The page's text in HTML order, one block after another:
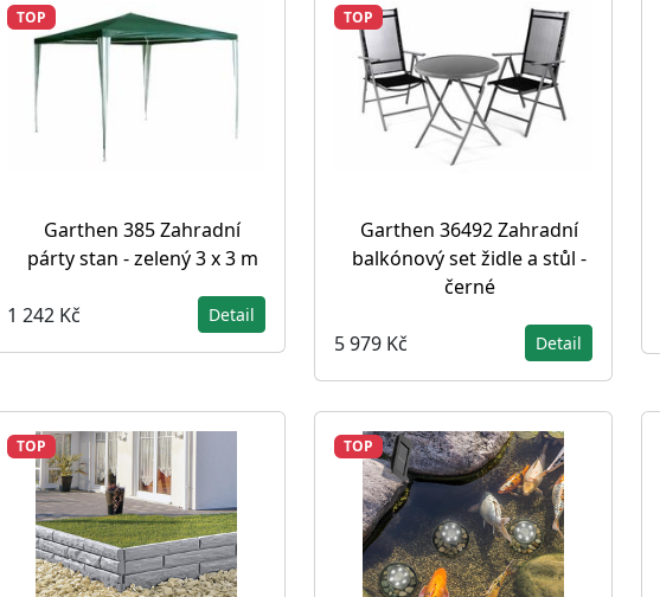
TOP
Garthen 385 Zahradní
párty stan - zelený 3 x 3 m
1 242 Kč Detail
TOP
Garthen 36492 Zahradní
balkónový set židle a stůl -
černé
5 979 Kč Detail
TOP TOP